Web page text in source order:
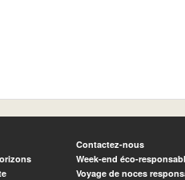
Contactez-nous
Week-end éco-
Voyage de noces